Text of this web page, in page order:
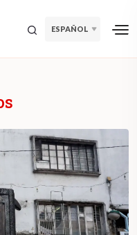
ESPAÑOL